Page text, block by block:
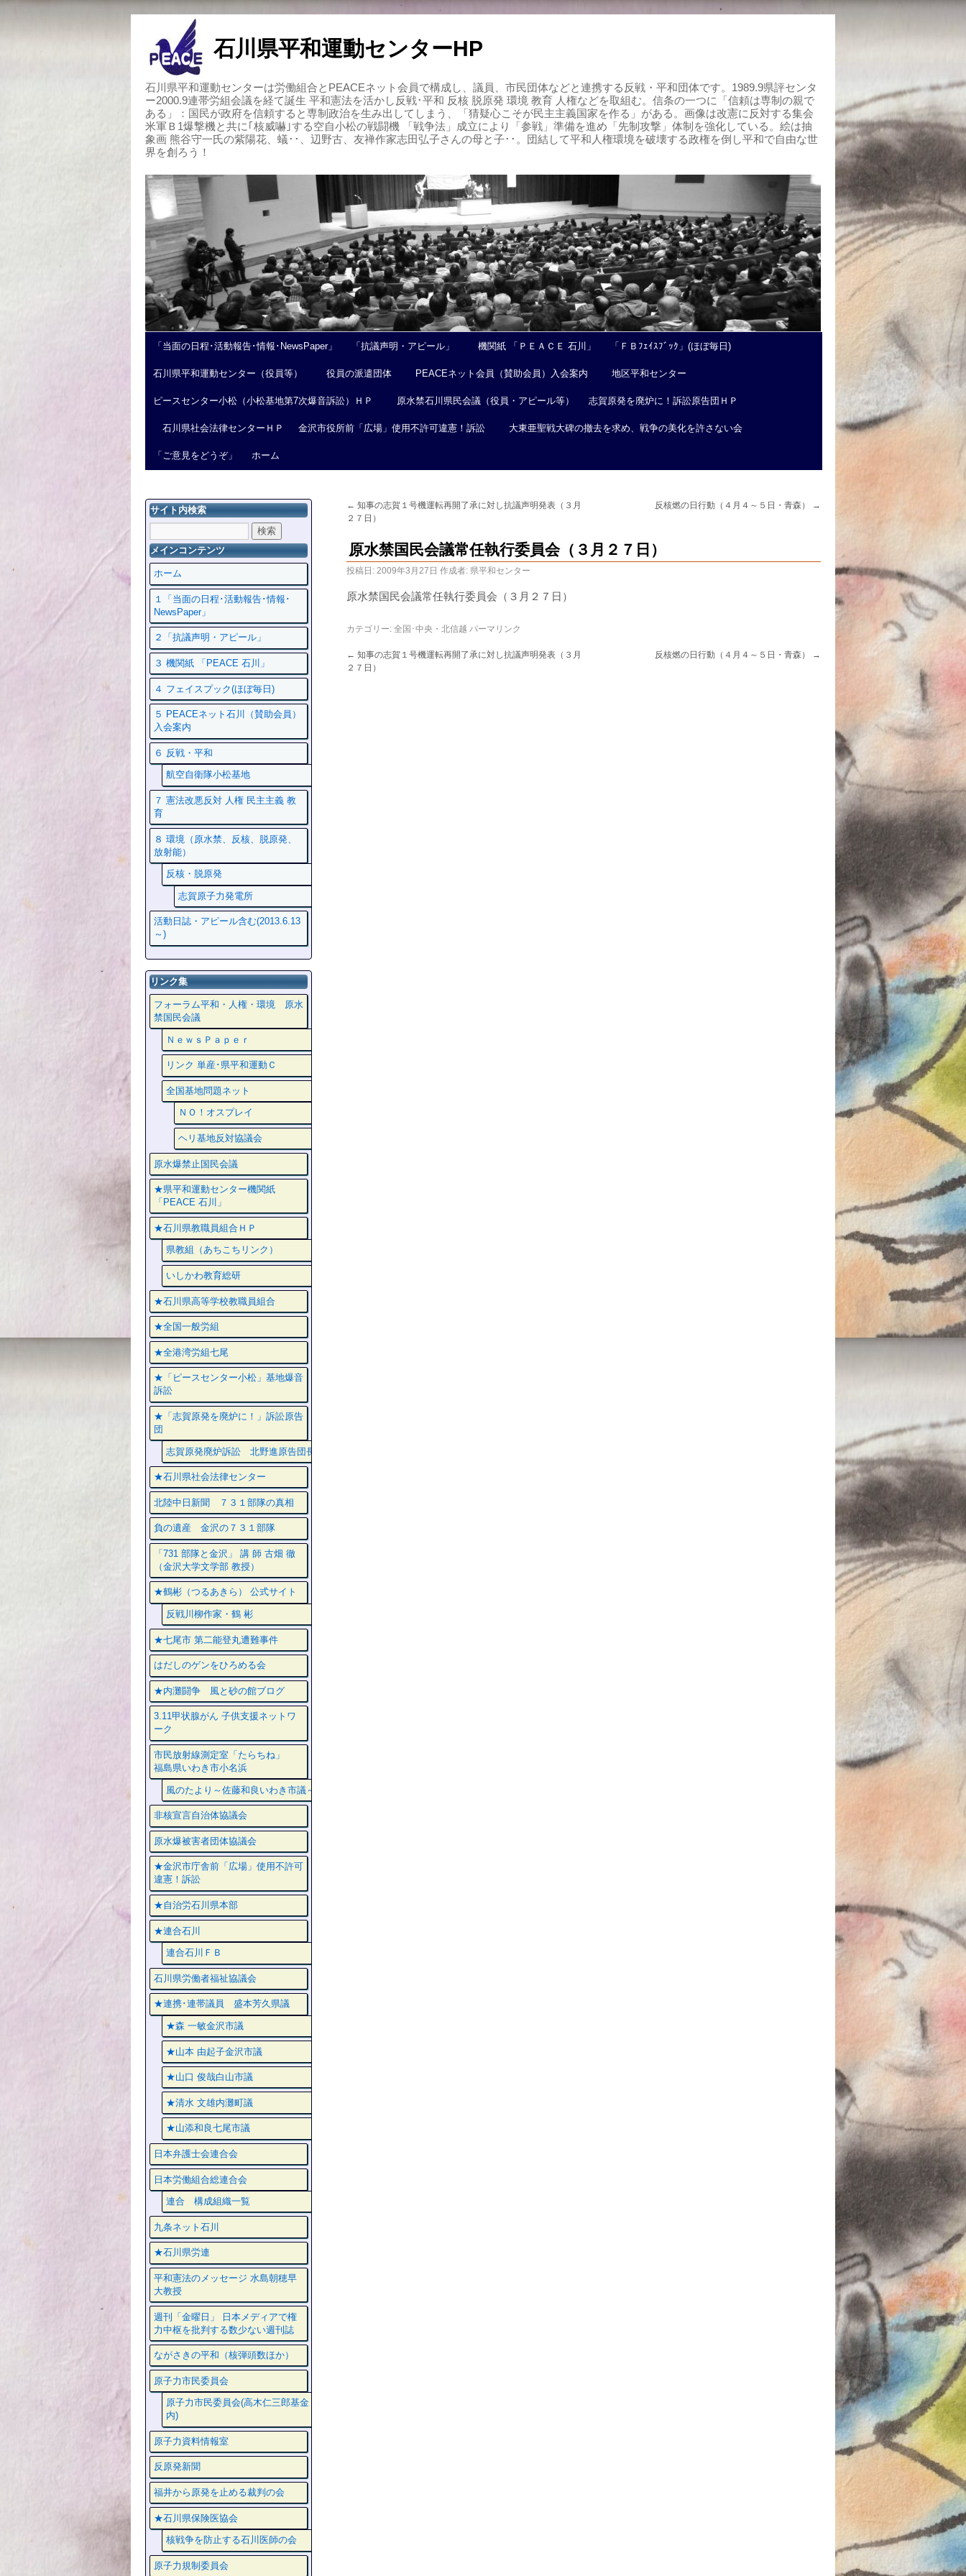
石川県平和運動センターHP
石川県平和運動センターは労働組合とPEACEネット会員で構成し、議員、市民団体などと連携する反戦・平和団体です。1989.9県評センタ
ー2000.9連帯労組会議を経て誕生 平和憲法を活かし反戦･平和 反核 脱原発 環境 教育 人権などを取組む。信条の一つに「信頼は専制の親で
ある」：国民が政府を信頼すると専制政治を生み出してしまう、「猜疑心こそが民主主義国家を作る」がある。画像は改憲に反対する集会
米軍Ｂ1爆撃機と共に｢核威嚇｣する空自小松の戦闘機 「戦争法」成立により「参戦」準備を進め「先制攻撃」体制を強化している。絵は抽
象画 熊谷守一氏の紫陽花、蟻･･、辺野古、友禅作家志田弘子さんの母と子･･。団結して平和人権環境を破壊する政権を倒し平和で自由な世
界を創ろう！
「当面の日程･活動報告･情報･NewsPaper」 「抗議声明・アピール」 機関紙 「ＰＥＡＣＥ 石川」 「ＦＢﾌｪｲｽﾌﾞｯｸ」(ほぼ毎日)
石川県平和運動センター（役員等） 役員の派遣団体 PEACEネット会員（賛助会員）入会案内 地区平和センター
ピースセンター小松（小松基地第7次爆音訴訟）ＨＰ 原水禁石川県民会議（役員・アピール等） 志賀原発を廃炉に！訴訟原告団ＨＰ
石川県社会法律センターＨＰ 金沢市役所前「広場」使用不許可違憲！訴訟 大東亜聖戦大碑の撤去を求め、戦争の美化を許さない会
「ご意見をどうぞ」 ホーム
← 知事の志賀１号機運転再開了承に対し抗議声明発表（３月
２７日）
反核燃の日行動（４月４～５日・青森） →
原水禁国民会議常任執行委員会（３月２７日）
投稿日: 2009年3月27日 作成者: 県平和センター
原水禁国民会議常任執行委員会（３月２７日）
カテゴリー: 全国･中央・北信越 パーマリンク
← 知事の志賀１号機運転再開了承に対し抗議声明発表（３月
２７日）
反核燃の日行動（４月４～５日・青森） →
サイト内検索
メインコンテンツ
ホーム
１「当面の日程･活動報告･情報･
NewsPaper」
２「抗議声明・アピール」
３ 機関紙 「PEACE 石川」
４ フェイスプック(ほぼ毎日)
５ PEACEネット石川（賛助会員）
入会案内
６ 反戦・平和
航空自衛隊小松基地
７ 憲法改悪反対 人権 民主主義 教
育
８ 環境（原水禁、反核、脱原発、
放射能）
反核・脱原発
志賀原子力発電所
活動日誌・アピール含む(2013.6.13
～)
リンク集
フォーラム平和・人権・環境 原水
禁国民会議
ＮｅｗｓＰａｐｅｒ
リンク 単産･県平和運動Ｃ
全国基地問題ネット
ＮＯ！オスプレイ
ヘリ基地反対協議会
原水爆禁止国民会議
★県平和運動センター機関紙
「PEACE 石川」
★石川県教職員組合ＨＰ
県教組（あちこちリンク）
いしかわ教育総研
★石川県高等学校教職員組合
★全国一般労組
★全港湾労組七尾
★「ピースセンター小松」基地爆音
訴訟
★「志賀原発を廃炉に！」訴訟原告
団
志賀原発廃炉訴訟 北野進原告団長
★石川県社会法律センター
北陸中日新聞 ７３１部隊の真相
負の遺産 金沢の７３１部隊
「731 部隊と金沢」 講 師 古畑 徹
（金沢大学文学部 教授）
★鶴彬（つるあきら） 公式サイト
反戦川柳作家・鶴 彬
★七尾市 第二能登丸遭難事件
はだしのゲンをひろめる会
★内灘闘争 風と砂の館ブログ
3.11甲状腺がん 子供支援ネットワ
ーク
市民放射線測定室「たらちね」
福島県いわき市小名浜
風のたより～佐藤和良いわき市議～
非核宣言自治体協議会
原水爆被害者団体協議会
★金沢市庁舎前「広場」使用不許可
違憲！訴訟
★自治労石川県本部
★連合石川
連合石川ＦＢ
石川県労働者福祉協議会
★連携･連帯議員 盛本芳久県議
★森 一敏金沢市議
★山本 由起子金沢市議
★山口 俊哉白山市議
★清水 文雄内灘町議
★山添和良七尾市議
日本弁護士会連合会
日本労働組合総連合会
連合 構成組織一覧
九条ネット石川
★石川県労連
平和憲法のメッセージ 水島朝穂早
大教授
週刊「金曜日」 日本メディアで権
力中枢を批判する数少ない週刊誌
ながさきの平和（核弾頭数ほか）
原子力市民委員会
原子力市民委員会(高木仁三郎基金
内)
原子力資料情報室
反原発新聞
福井から原発を止める裁判の会
★石川県保険医協会
核戦争を防止する石川医師の会
原子力規制委員会